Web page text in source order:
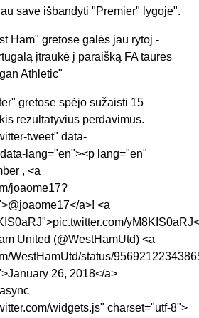
save išbandyti "Premier" lygoje".
Ham" gretose galės jau rytoj -
įtraukė į paraišką FA taurės
Athletic"
gretose spėjo sužaisti 15
rezultatyvius perdavimus.
tweet" data-
lang="en"><p lang="en"
, <a
joaome17?
a>! <a
United (@WestHamUtd) <a
WestHamUtd/status/
26, 2018</a>
widgets.js" charset="utf-8">